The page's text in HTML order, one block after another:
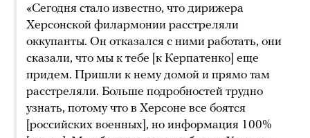
«Сегодня стало известно, что дирижера
Херсонской филармонии расстреляли
оккупанты. Он отказался с ними работать, они
сказали, что мы к тебе [к Керпатенко] еще
придем. Пришли к нему домой и прямо там
расстреляли. Больше подробностей трудно
узнать, потому что в Херсоне все боятся
[российских военных], но информация 100%